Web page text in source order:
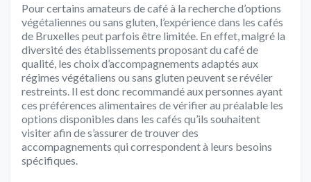
Pour certains amateurs de café à la recherche d’options
végétaliennes ou sans gluten, l’expérience dans les cafés
de Bruxelles peut parfois être limitée. En effet, malgré la
diversité des établissements proposant du café de
qualité, les choix d’accompagnements adaptés aux
régimes végétaliens ou sans gluten peuvent se révéler
restreints. Il est donc recommandé aux personnes ayant
ces préférences alimentaires de vérifier au préalable les
options disponibles dans les cafés qu’ils souhaitent
visiter afin de s’assurer de trouver des
accompagnements qui correspondent à leurs besoins
spécifiques.